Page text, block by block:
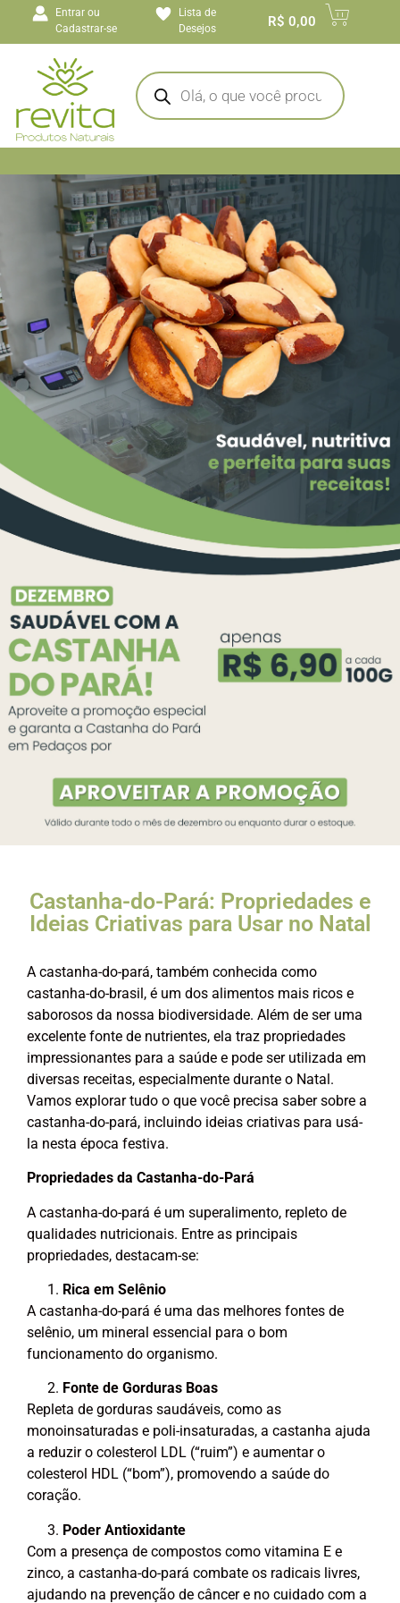
conteúdoEntrar ou
Cadastrar-se
Lista de
Desejos
R$ 0,00
Castanha-do-Pará: Propriedades e
Ideias Criativas para Usar no Natal
A castanha-do-pará, também conhecida como
castanha-do-brasil, é um dos alimentos mais ricos e
saborosos da nossa biodiversidade. Além de ser uma
excelente fonte de nutrientes, ela traz propriedades
impressionantes para a saúde e pode ser utilizada em
diversas receitas, especialmente durante o Natal.
Vamos explorar tudo o que você precisa saber sobre a
castanha-do-pará, incluindo ideias criativas para usá-
la nesta época festiva.
Propriedades da Castanha-do-Pará
A castanha-do-pará é um superalimento, repleto de
qualidades nutricionais. Entre as principais
propriedades, destacam-se:
Rica em Selênio
A castanha-do-pará é uma das melhores fontes de
selênio, um mineral essencial para o bom
funcionamento do organismo.
Fonte de Gorduras Boas
Repleta de gorduras saudáveis, como as
monoinsaturadas e poli-insaturadas, a castanha ajuda
a reduzir o colesterol LDL (“ruim”) e aumentar o
colesterol HDL (“bom”), promovendo a saúde do
coração.
Poder Antioxidante
Com a presença de compostos como vitamina E e
zinco, a castanha-do-pará combate os radicais livres,
ajudando na prevenção de câncer e no cuidado com a